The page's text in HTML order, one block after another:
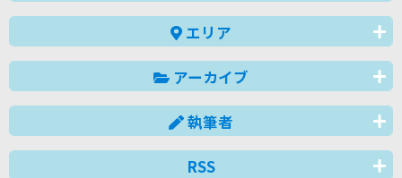
エリア
アーカイブ
執筆者
RSS